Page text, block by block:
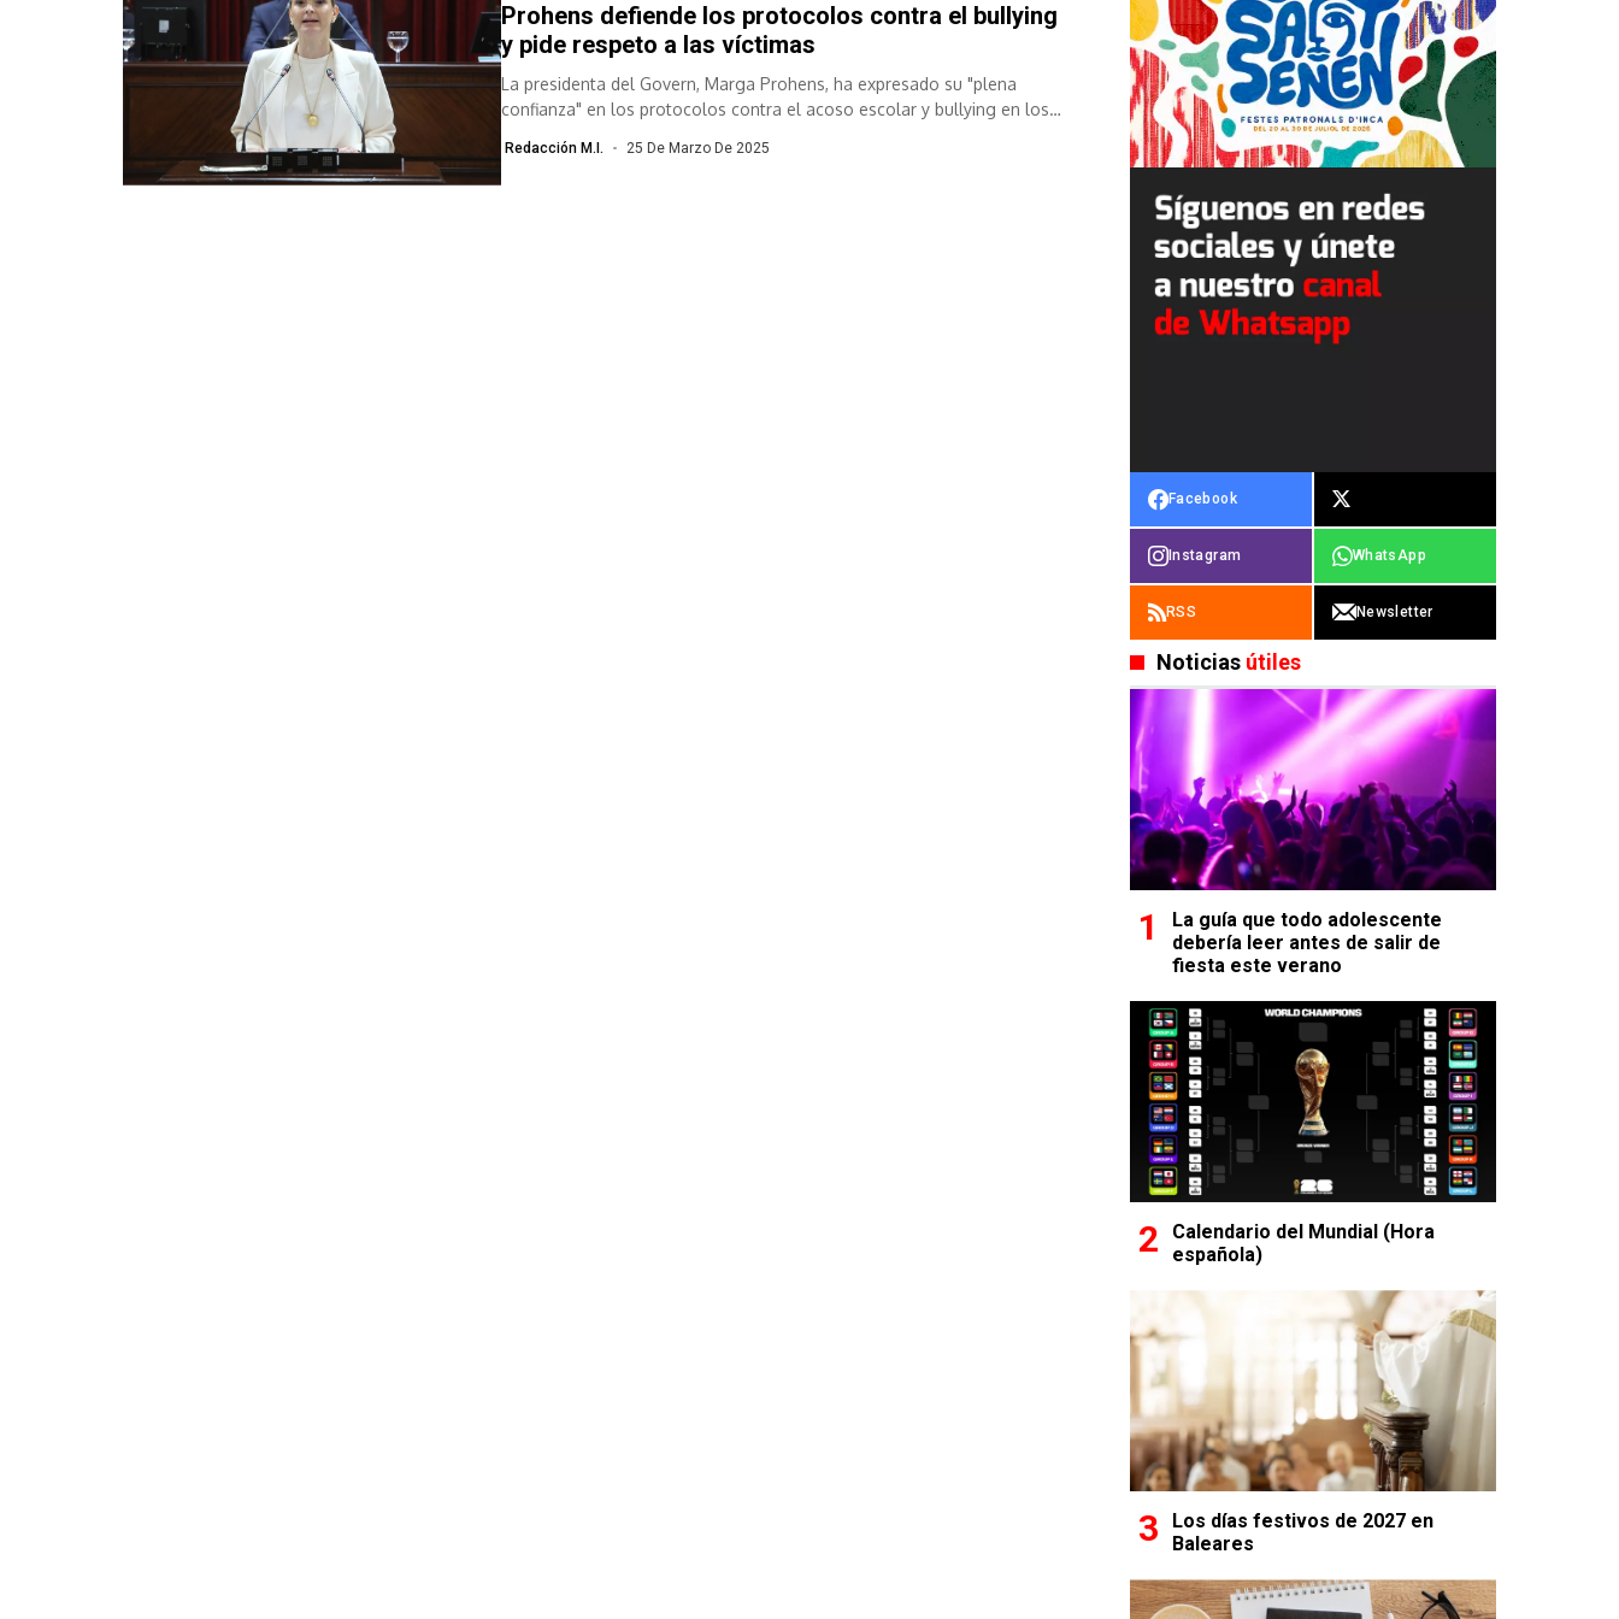
Prohens defiende los protocolos contra el bullying
y pide respeto a las víctimas
La presidenta del Govern, Marga Prohens, ha expresado su "plena
confianza" en los protocolos contra el acoso escolar y bullying en los
Redacción M.I. 25 De Marzo De 2025
Facebook
Instagram WhatsApp
RSS Newsletter
Noticias útiles
La guía que todo adolescente
debería leer antes de salir de
fiesta este verano
Calendario del Mundial (Hora
española)
Los días festivos de 2027 en
Baleares